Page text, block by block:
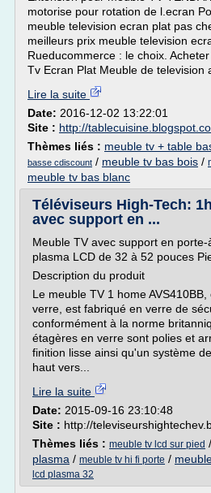
motorise pour rotation de l.ecran
meuble television ecran plat pas
meilleurs prix meuble television
Rueducommerce : le choix.
Tv Ecran Plat Meuble de television
Lire la suite
Date: 2016-12-02 13:22:01
Site : http://
Thèmes liés : meuble tv + table
basse cdiscount / meuble tv bas bois /
meuble tv bas blanc
Téléviseurs High-Tech:
avec support en ...
Meuble TV avec support en
plasma LCD de 32 à 52 pouces
Description du produit
Le meuble TV 1 home
verre, est fabriqué en verre de
conformément à la norme
étagères en verre sont polies et
finition lisse ainsi qu'un système
haut vers...
Lire la suite
Date: 2015-09-16 23:10:48
Site : http://
Thèmes liés : meuble tv lcd sur pied /
plasma / meuble tv hi fi porte /
lcd plasma 32